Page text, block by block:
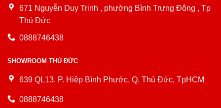
671 Nguyễn Duy Trinh , phường Bình Trưng Đông , Tp
Thủ Đức
0888746438
SHOWROOM THỦ ĐỨC
639 QL13, P. Hiệp Bình Phước, Q. Thủ Đức, TpHCM
0888746438